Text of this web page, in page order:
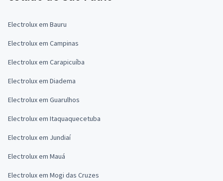
Electrolux em Bauru
Electrolux em Campinas
Electrolux em Carapicuíba
Electrolux em Diadema
Electrolux em Guarulhos
Electrolux em Itaquaquecetuba
Electrolux em Jundiaí
Electrolux em Mauá
Electrolux em Mogi das Cruzes